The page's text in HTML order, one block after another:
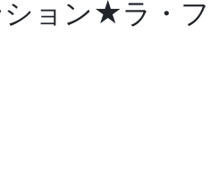
ション★ラ・